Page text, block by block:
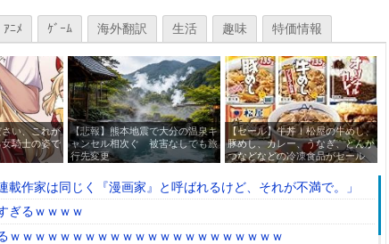
ｱﾆﾒ ｹﾞｰﾑ 海外翻訳 生活 趣味 特価情報
い、これが
騎士の姿で
【悲報】熊本地震で大分の温泉キ
ャンセル相次ぐ 被害なしでも旅
行先変更
【セール】牛丼！松屋の牛めし、
豚めし、カレー、うなぎ、とんか
つなどなどの冷凍食品がセール
作家は同じく『漫画家』と呼ばれるけど、それが不満で。」
ぎるｗｗｗｗ
ｗｗｗｗｗｗｗｗｗｗｗｗｗｗｗｗｗｗｗｗｗｗ